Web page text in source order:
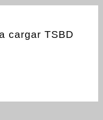
cargar TSBD